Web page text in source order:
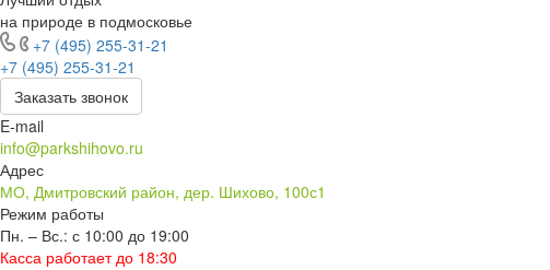
на природе в подмосковье
+7 (495) 255-31-21
+7 (495) 255-31-21
Заказать звонок
E-mail
info@parkshihovo.ru
Адрес
МО, Дмитровский район, дер. Шихово, 100с1
Режим работы
Пн. – Вс.: с 10:00 до 19:00
Касса работает до 18:30